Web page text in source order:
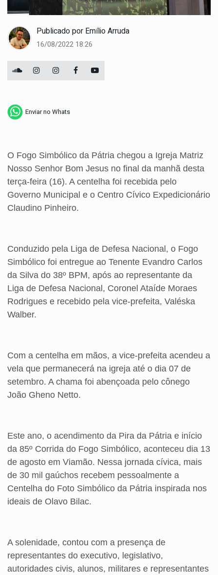
Publicado por Emílio Arruda
16/08/2022 18:26
Enviar no Whats
O Fogo Simbólico da Pátria chegou a Igreja Matriz
Nosso Senhor Bom Jesus no final da manhã desta
terça-feira (16). A centelha foi recebida pelo
Governo Municipal e o Centro Cívico Expedicionário
Claudino Pinheiro.
Conduzido pela Liga de Defesa Nacional, o Fogo
Simbólico foi entregue ao Tenente Evandro Carlos
da Silva do 38º BPM, após ao representante da
Liga de Defesa Nacional, Coronel Ataíde Moraes
Rodrigues e recebido pela vice-prefeita, Valéska
Walber.
Com a centelha em mãos, a vice-prefeita acendeu a
vela que permanecerá na igreja até o dia 07 de
setembro. A chama foi abençoada pelo cônego
João Gheno Netto.
Este ano, o acendimento da Pira da Pátria e início
da 85º Corrida do Fogo Simbólico, aconteceu dia 13
de agosto em Viamão. Nessa jornada cívica, mais
de 30 mil gaúchos recebem pessoalmente a
Centelha do Foto Simbólico da Pátria inspirada nos
ideais de Olavo Bilac.
A solenidade, contou com a presença de
representantes do executivo, legislativo,
autoridades civis, alunos, militares e representantes